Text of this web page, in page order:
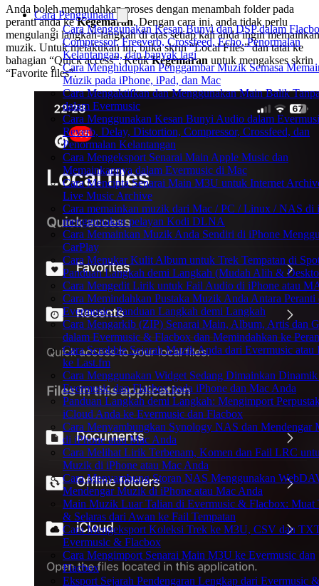
Cara Penggunaan
Cara Menggunakan Kesan Bunyi dan DSP dalam
Compressor, Freeverb, Crossfeed, Echo, Penormalan
Kelantangan, dan banyak lagi
Cara Menghidupkan Penggambar Muzik Semasa
Muzik pada iPhone, iPad, dan Mac
Cara Mengaktifkan dan Menggunakan Main Balik
dalam Evermusic
Cara Menggunakan Kesan Bunyi Audio dalam
Reverb, Delay, Distortion, Compressor, Crossfeed, dan
Penormalan Kelantangan
Cara Mengeksport Senarai Main Apple Music dan
Memainkannya dalam Evermusic di Mac
Cara Mencipta Senarai Main M3U untuk Internet
Live Music Archive
Cara memainkan muzik dari Mac / PC / Linux / NAS di
menggunakan pelayan Kodi DLNA
Cara Memainkan Muzik Anda Sendiri di iPhone
CarPlay
Cara Menukar Kulit Album untuk Trek Tempatan di
Panduan Langkah demi Langkah (Mudah Alih &
Cara Mengedit Lirik untuk Fail Audio di iPhone atau
Cara Memindahkan Pustaka Muzik Anda Antara Peranti
Evermusic: Panduan Langkah demi Langkah
Cara Mengarkib (ZIP) Senarai Main, Album, Artis dan
dalam Evermusic & Flacbox dan Memindahkan ke
Cara Scrobble Sejarah Muzik Anda dari Evermusic atau
ke Last.fm
Cara Menggunakan Widget Sedang Dimainkan
Evermusic dan Flacbox pada iPhone dan Mac Anda
Panduan Langkah demi Langkah: Mengimport
iCloud Anda ke Evermusic dan Flacbox
Cara Menyambungkan Synology NAS dan Mendengar
di iPhone atau Mac Anda
Cara Melihat Lirik Terbenam, Komen dan Fail LRC
Muzik di iPhone atau Mac Anda
Cara Menyambung Storan NAS Menggunakan
Mendengar Muzik di iPhone atau Mac Anda
Main Muzik Luar Talian di Evermusic & Flacbox: Muat
& Selaras dari Awan ke Fail Tempatan
Cara Mengeksport Koleksi Trek ke M3U, CSV dan
Evermusic & Flacbox
Cara Mengimport Senarai Main M3U ke Evermusic dan
Flacbox
Eksport Sejarah Pendengaran Lengkap dari Evermusic &
Anda boleh memudahkan proses dengan menambah folder pada
peranti anda keKegemaran. Dengan cara ini, anda tidak perlu
mengulangi langkah-langkah di atas setiap kali anda ingin memainkan
muzik. Untuk melakukan ini, buka skrin “Local Files” dan tatal ke
bahagian “Quick access”. KetikKegemaran untuk mengakses skrin
“Favorite files”.